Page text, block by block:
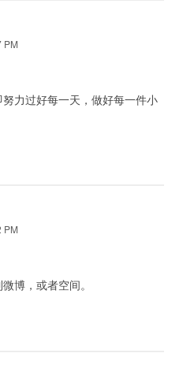
PM
力过好每一天，做好每一件小
PM
博，或者空间。